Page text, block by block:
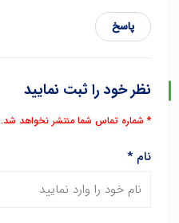
پاسخ
نظر خود را ثبت نمایید
* شماره تماس شما منتشر نخواهد شد.
نام*